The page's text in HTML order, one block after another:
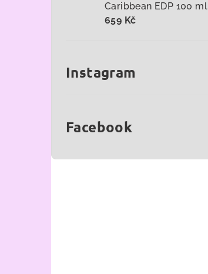
Caribbean EDP 100 ml
659 Kč
Instagram
Facebook